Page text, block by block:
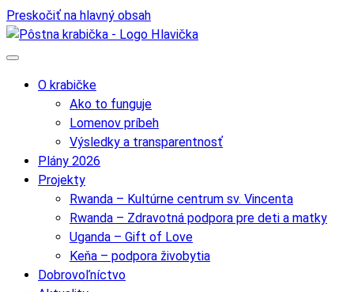
Preskočiť na hlavný obsah
O krabičke
Ako to funguje
Lomenov príbeh
Výsledky a transparentnosť
Plány 2026
Projekty
Rwanda – Kultúrne centrum sv. Vincenta
Rwanda – Zdravotná podpora pre deti a matky
Uganda – Gift of Love
Keňa – podpora živobytia
Dobrovoľníctvo